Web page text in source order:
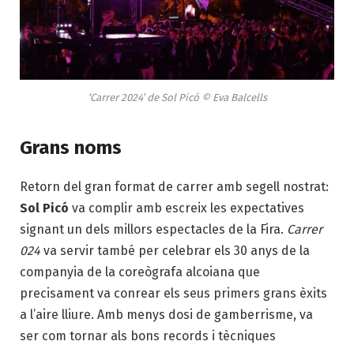
‘Carrer 2024’ de Sol Picó © Eva Balcells
Grans noms
Retorn del gran format de carrer amb segell nostrat:
Sol Picó va complir amb escreix les expectatives
signant un dels millors espectacles de la Fira. Carrer
024 va servir també per celebrar els 30 anys de la
companyia de la coreògrafa alcoiana que
precisament va conrear els seus primers grans èxits
a l’aire lliure. Amb menys dosi de gamberrisme, va
ser com tornar als bons records i tècniques